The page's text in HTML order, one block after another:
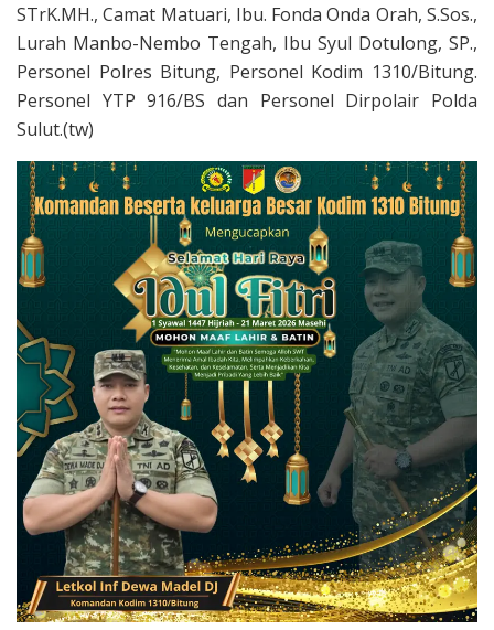
STrK.MH., Camat Matuari, Ibu. Fonda Onda Orah, S.Sos.,
Lurah Manbo-Nembo Tengah, Ibu Syul Dotulong, SP.,
Personel Polres Bitung, Personel Kodim 1310/Bitung.
Personel YTP 916/BS dan Personel Dirpolair Polda
Sulut.(tw)